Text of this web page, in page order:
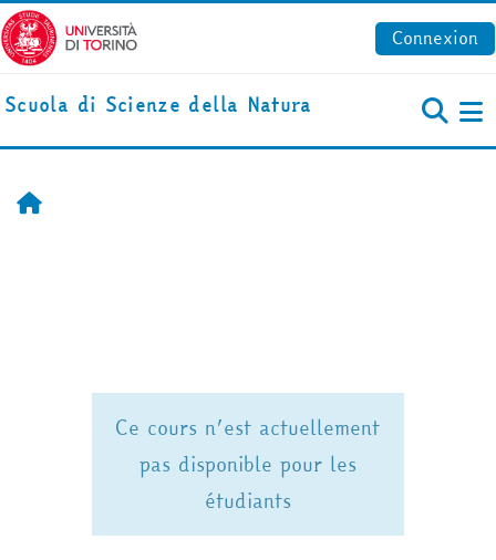
Passer au contenu principal
Connexion
Scuola di Scienze della Natura
Accueil
Ce cours n’est actuellement
pas disponible pour les
étudiants